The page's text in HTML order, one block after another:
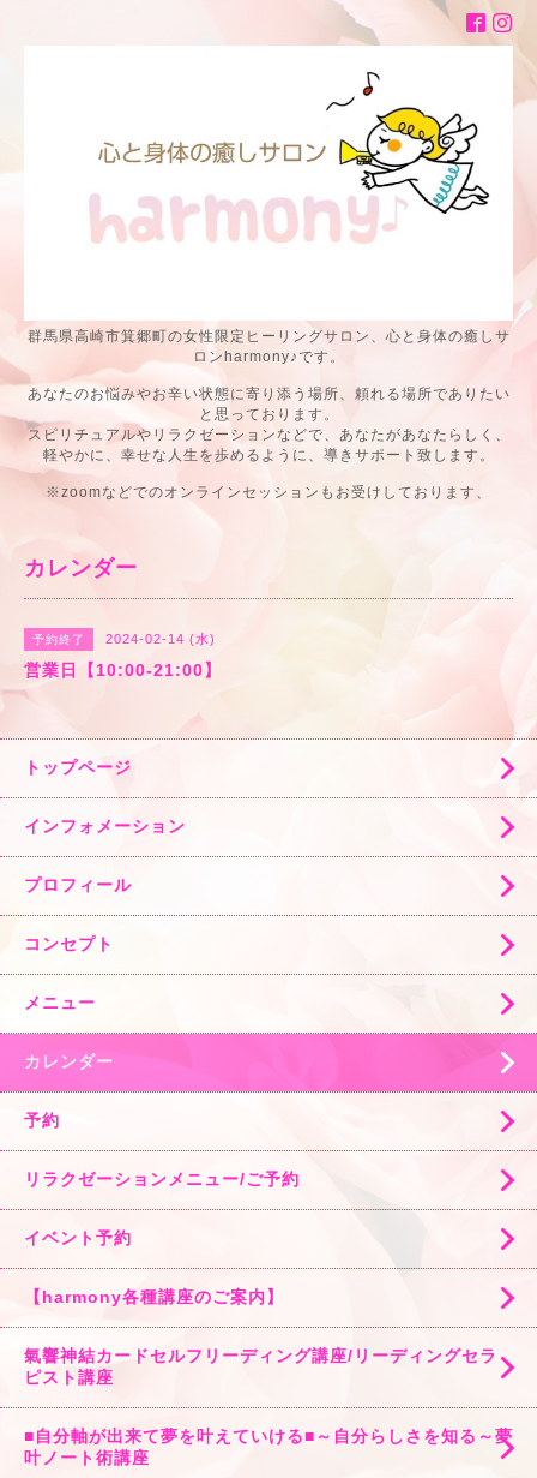
群馬県高崎市箕郷町の女性限定ヒーリングサロン、心と身体の癒しサ
ロンharmony♪です。
あなたのお悩みやお辛い状態に寄り添う場所、頼れる場所でありたい
と思っております。
スピリチュアルやリラクゼーションなどで、あなたがあなたらしく、
軽やかに、幸せな人生を歩めるように、導きサポート致します。
※zoomなどでのオンラインセッションもお受けしております、
カレンダー
予約終了 2024-02-14 (水)
営業日【10:00-21:00】
トップページ
インフォメーション
プロフィール
コンセプト
メニュー
カレンダー
予約
リラクゼーションメニュー/ご予約
イベント予約
【harmony各種講座のご案内】
氣響神結カードセルフリーディング講座/リーディングセラ
ピスト講座
■自分軸が出来て夢を叶えていける■～自分らしさを知る～夢
叶ノート術講座